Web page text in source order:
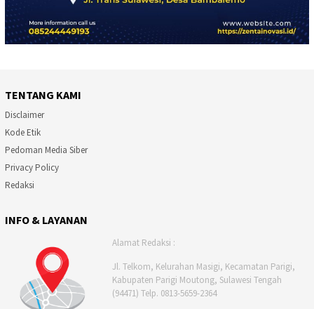
TENTANG KAMI
Disclaimer
Kode Etik
Pedoman Media Siber
Privacy Policy
Redaksi
INFO & LAYANAN
Alamat Redaksi :
Jl. Telkom, Kelurahan Masigi, Kecamatan Parigi,
Kabupaten Parigi Moutong, Sulawesi Tengah
(94471) Telp. 0813-5659-2364